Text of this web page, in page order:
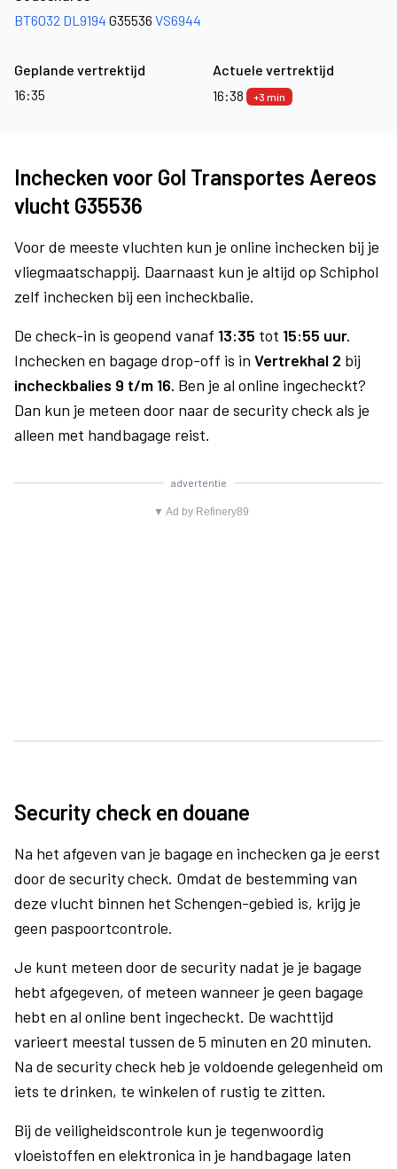
BT6032 DL9194 G35536 VS6944
Geplande vertrektijd
16:35
Actuele vertrektijd
16:38
+3 min
Inchecken voor Gol Transportes Aereos
vlucht G35536
Voor de meeste vluchten kun je online inchecken bij je
vliegmaatschappij. Daarnaast kun je altijd op Schiphol
zelf inchecken bij een incheckbalie.
De check-in is geopend vanaf 13:35 tot 15:55 uur.
Inchecken en bagage drop-off is in Vertrekhal 2 bij
incheckbalies 9 t/m 16. Ben je al online ingecheckt?
Dan kun je meteen door naar de security check als je
alleen met handbagage reist.
advertentie
▼ Ad by Refinery89
Security check en douane
Na het afgeven van je bagage en inchecken ga je eerst
door de security check. Omdat de bestemming van
deze vlucht binnen het Schengen-gebied is, krijg je
geen paspoortcontrole.
Je kunt meteen door de security nadat je je bagage
hebt afgegeven, of meteen wanneer je geen bagage
hebt en al online bent ingecheckt. De wachttijd
varieert meestal tussen de 5 minuten en 20 minuten.
Na de security check heb je voldoende gelegenheid om
iets te drinken, te winkelen of rustig te zitten.
Bij de veiligheidscontrole kun je tegenwoordig
vloeistoffen en elektronica in je handbagage laten